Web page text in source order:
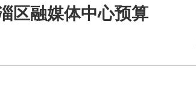
区融媒体中心预算